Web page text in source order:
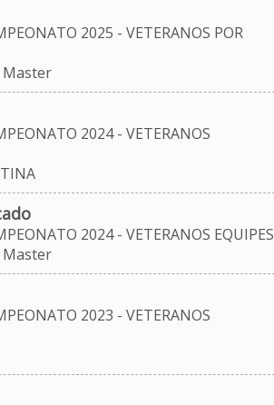
2025 - VETERANOS POR
2024 - VETERANOS
2024 - VETERANOS EQUIPES
2023 - VETERANOS